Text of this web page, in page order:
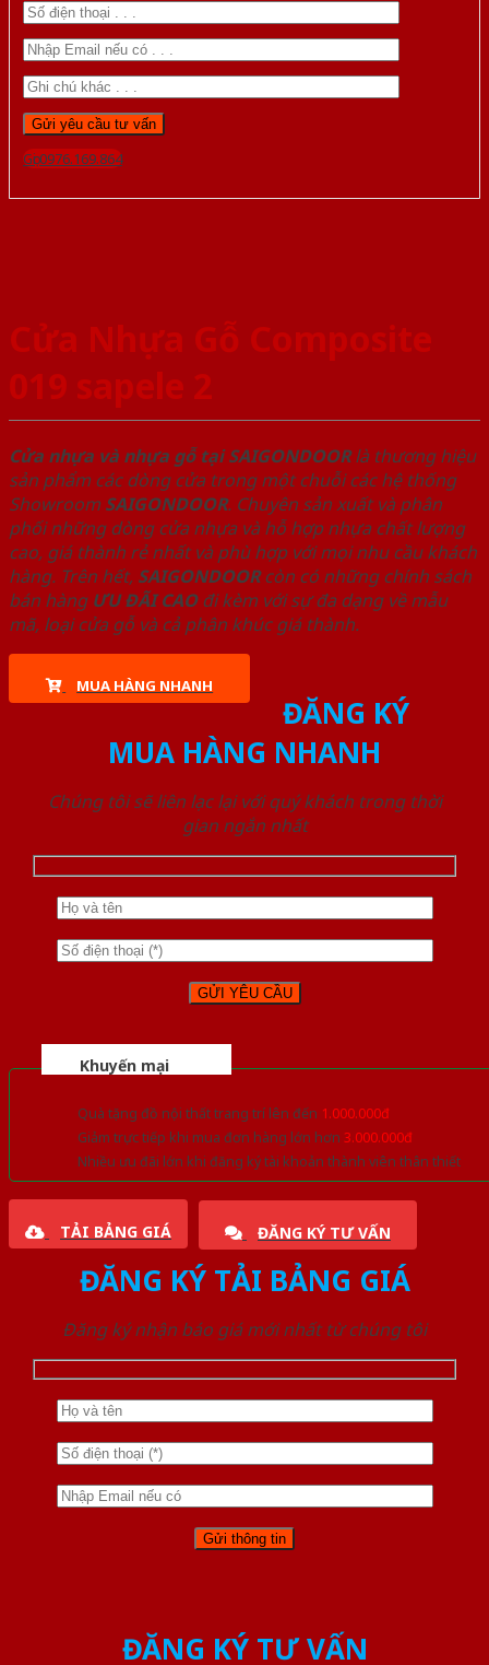
Gọi 0976.169.864
Cửa Nhựa Gỗ Composite
019 sapele 2
Cửa nhựa và nhựa gỗ tại SAIGONDOORlà thương hiệu
sản phẩm các dòng cửa trong một chuỗi các hệ thống
Showroom SAIGONDOOR. Chuyên sản xuất và phân
phối những dòng cửa nhựa và hỗ hợp nhựa chất lượng
cao, giá thành rẻ nhất và phù hợp với mọi nhu cầu khách
hàng. Trên hết, SAIGONDOORcòn có những chính sách
bán hàng ƯU ĐÃI CAOđi kèm với sự đa dạng về mẫu
mã, loại cửa gỗ và cả phân khúc giá thành.
MUA HÀNG NHANH
ĐĂNG KÝ
MUA HÀNG NHANH
Chúng tôi sẽ liên lạc lại với quý khách trong thời
gian ngắn nhất
Khuyến mại
Quà tặng đồ nội thất trang trí lên đến 1.000.000đ
Giảm trực tiếp khi mua đơn hàng lớn hơn 3.000.000đ
Nhiều ưu đãi lớn khi đăng ký tài khoản thành viên thân thiết
TẢI BẢNG GIÁ ĐĂNG KÝ TƯ VẤN
ĐĂNG KÝ TẢI BẢNG GIÁ
Đăng ký nhận báo giá mới nhất từ chúng tôi
ĐĂNG KÝ TƯ VẤN